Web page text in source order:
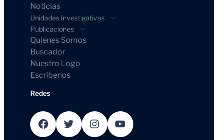
Noticias
Unidades Investigativas
Publicaciones
Quienes Somos
Buscador
Nuestro Logo
Escribenos
Redes
Facebook Twitter Instagram YouTube